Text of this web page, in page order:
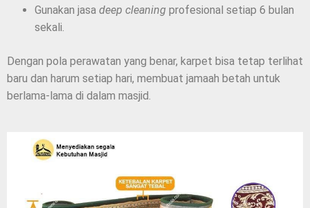
Gunakan jasa deep cleaning profesional setiap 6 bulan
sekali.
Dengan pola perawatan yang benar, karpet bisa tetap terlihat
baru dan harum setiap hari, membuat jamaah betah untuk
berlama-lama di dalam masjid.